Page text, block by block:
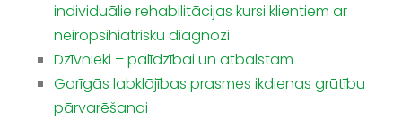
individuālie rehabilitācijas kursi klientiem ar
neiropsihiatrisku diagnozi
Dzīvnieki – palīdzībai un atbalstam
Garīgās labklājības prasmes ikdienas grūtību
pārvarēšanai